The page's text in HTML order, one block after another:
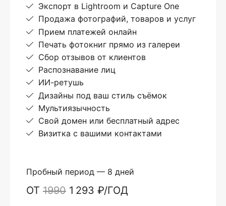
Экспорт в Lightroom и Capture One
Продажа фотографий, товаров и услуг
Прием платежей онлайн
Печать фотокниг прямо из галереи
Сбор отзывов от клиентов
Распознавание лиц
ИИ-ретушь
Дизайны под ваш стиль съёмок
Мультиязычность
Свой домен или бесплатный адрес
Визитка с вашими контактами
Пробный период — 8 дней
ОТ 1990 1 293 ₽/ГОД